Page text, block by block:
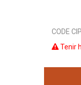
CODE
Tenir